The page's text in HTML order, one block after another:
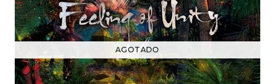
AGOTADO